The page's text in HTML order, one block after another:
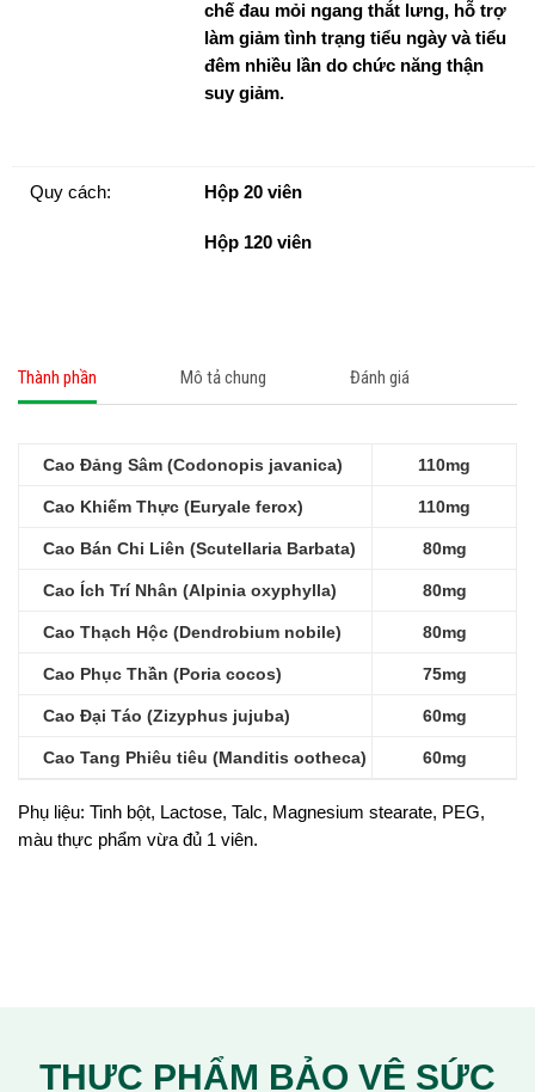
chế đau mỏi ngang thắt lưng, hỗ trợ
làm giảm tình trạng tiểu ngày và tiểu
đêm nhiều lần do chức năng thận
suy giảm.
Quy cách: Hộp 20 viên
Hộp 120 viên
Thành phần Mô tả chung Đánh giá
Cao Đảng Sâm (Codonopis javanica) 110mg
Cao Khiếm Thực (Euryale ferox) 110mg
Cao Bán Chi Liên (Scutellaria Barbata) 80mg
Cao Ích Trí Nhân (Alpinia oxyphylla) 80mg
Cao Thạch Hộc (Dendrobium nobile) 80mg
Cao Phục Thần (Poria cocos) 75mg
Cao Đại Táo (Zizyphus jujuba) 60mg
Cao Tang Phiêu tiêu (Manditis ootheca) 60mg
Phụ liệu: Tinh bột, Lactose, Talc, Magnesium stearate, PEG,
màu thực phẩm vừa đủ 1 viên.
THỰC PHẨM BẢO VỆ SỨC